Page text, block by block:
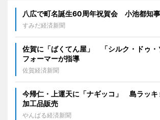
八広で町名誕生60周年祝賀会 小池都知
すみだ経済新聞
佐賀に「ばくてん屋」 「シルク・ドゥ・
フォーマーが指導
佐賀経済新聞
今帰仁・上運天に「ナギッコ」 島ラッキ
加工品販売
やんばる経済新聞